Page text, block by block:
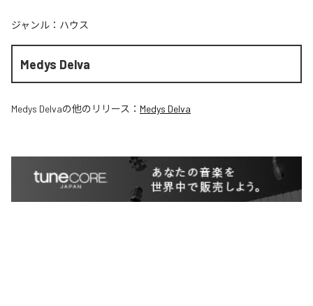
ジャンル： ハウス
Medys Delva
Medys Delvaの他のリリース： Medys Delva